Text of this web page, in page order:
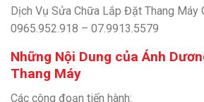
Dịch Vụ Sửa Chữa Lắp Đặt Thang Máy
0965.952.918 – 07.9913.5579
Những Nội Dung của Ánh
Thang Máy
Các công đoạn tiến hành: